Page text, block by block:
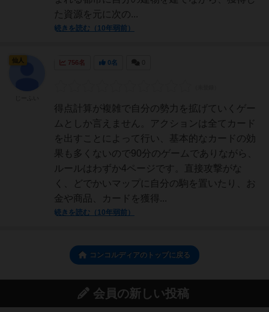
た資源を元に次の...
続きを読む（10年弱前）
756名 0名
得点計算が複雑で自分の勢力を拡げていくゲー
ムとしか言えません。アクションは全てカード
を出すことによって行い、基本的なカードの効
果も多くないので90分のゲームでありながら、
ルールはわずか4ページです。直接攻撃がな
く、どでかいマップに自分の駒を置いたり、お
金や商品、カードを獲得...
続きを読む（10年弱前）
仙人
コンコルディアのトップに戻る
会員の新しい投稿